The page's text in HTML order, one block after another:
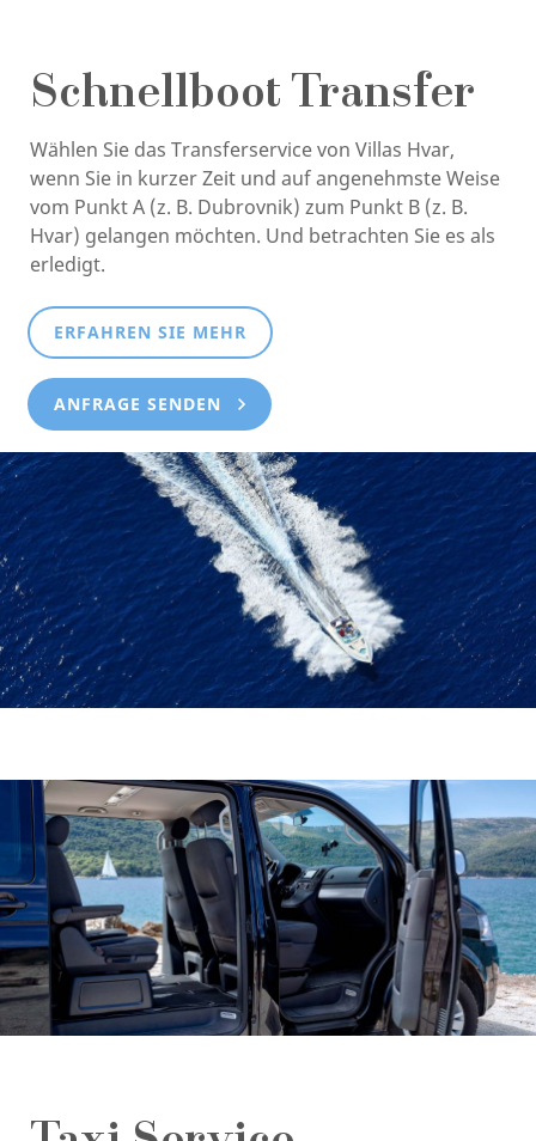
Schnellboot Transfer
Wählen Sie das Transferservice von Villas Hvar,
wenn Sie in kurzer Zeit und auf angenehmste Weise
vom Punkt A (z. B. Dubrovnik) zum Punkt B (z. B.
Hvar) gelangen möchten. Und betrachten Sie es als
erledigt.
ERFAHREN SIE MEHR
ANFRAGE SENDEN